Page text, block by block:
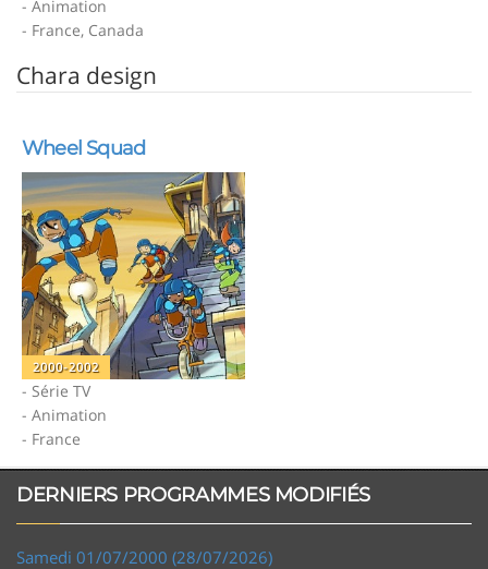
- Animation
- France, Canada
Chara design
Wheel Squad
2000-2002
- Série TV
- Animation
- France
DERNIERS PROGRAMMES MODIFIÉS
Samedi 01/07/2000 (28/07/2026)